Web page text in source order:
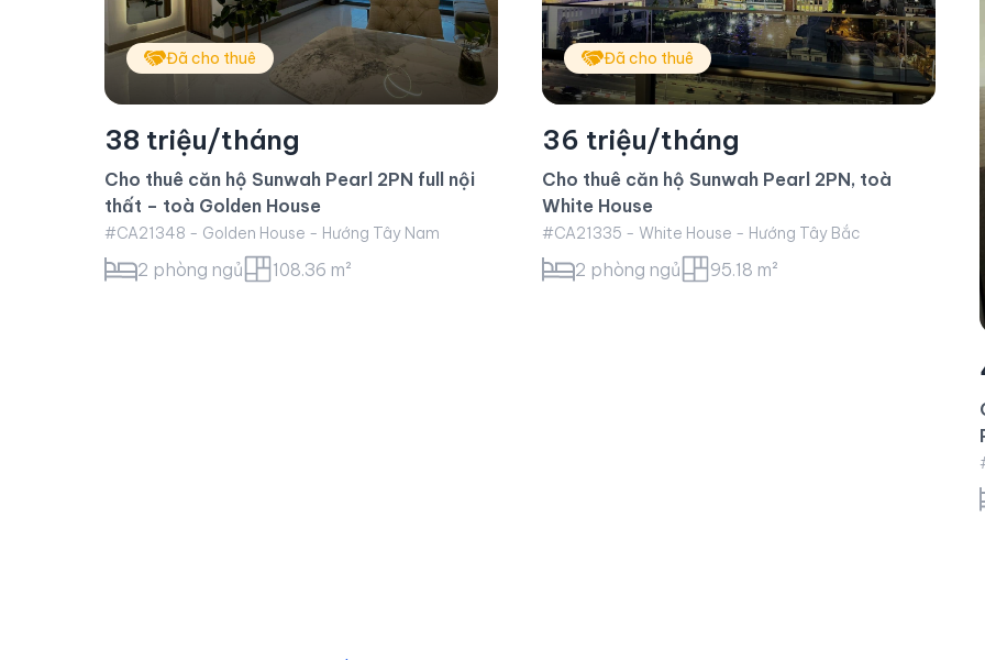
Đã cho thuê
36 triệu/tháng
Cho thuê căn hộ Sunwah Pearl 2PN, toà
White House
#CA21335 - White House - Hướng Tây Bắc
2 phòng ngủ 95.18 m²
Đã cho thuê